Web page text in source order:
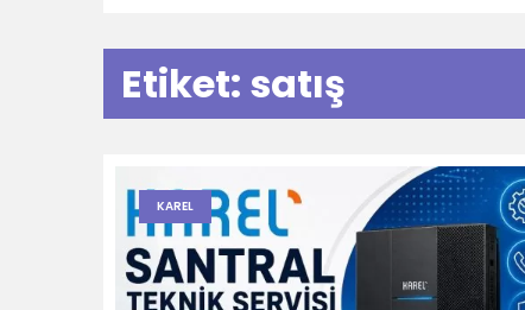
Etiket: satış
KAREL